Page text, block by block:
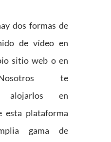
dos formas de
de vídeo en
sitio web o en
te
alojarlos en
esta plataforma
gama de